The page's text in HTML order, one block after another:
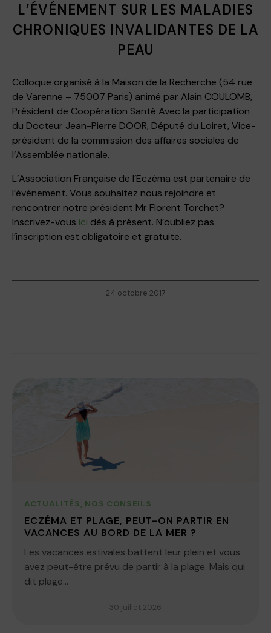
L’ÉVÉNEMENT SUR LES MALADIES
CHRONIQUES INVALIDANTES DE LA
PEAU
Colloque organisé à la Maison de la Recherche (54 rue
de Varenne – 75007 Paris) animé par Alain COULOMB,
Président de Coopération Santé Avec la participation
du Docteur Jean-Pierre DOOR, Député du Loiret, Vice-
président de la commission des affaires sociales de
l’Assemblée nationale.
L’Association Française de l’Eczéma est partenaire de
l’événement. Vous souhaitez nous rejoindre et
rencontrer notre président Mr Florent Torchet?
Inscrivez-vous ici dès à présent. N’oubliez pas
l’inscription est obligatoire et gratuite.
24 octobre 2017
ACTUALITÉS, NOS CONSEILS
ECZÉMA ET PLAGE, PEUT-ON PARTIR EN
VACANCES AU BORD DE LA MER ?
Les vacances estivales battent leur plein et vous
avez peut-être prévu de partir à la plage. Mais qui
dit plage...
30 juillet 2026